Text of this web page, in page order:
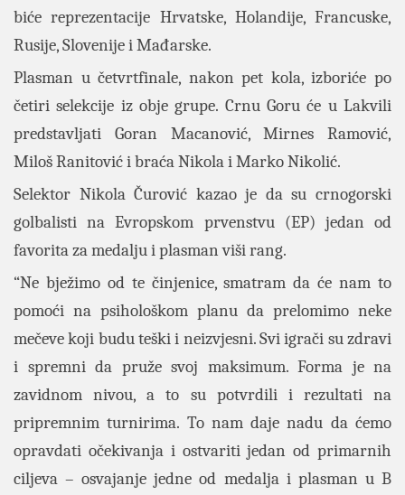
biće reprezentacije Hrvatske, Holandije, Francuske,
Rusije, Slovenije i Mađarske.
Plasman u četvrtfinale, nakon pet kola, izboriće po
četiri selekcije iz obje grupe. Crnu Goru će u Lakvili
predstavljati Goran Macanović, Mirnes Ramović,
Miloš Ranitović i braća Nikola i Marko Nikolić.
Selektor Nikola Čurović kazao je da su crnogorski
golbalisti na Evropskom prvenstvu (EP) jedan od
favorita za medalju i plasman viši rang.
“Ne bježimo od te činjenice, smatram da će nam to
pomoći na psihološkom planu da prelomimo neke
mečeve koji budu teški i neizvjesni. Svi igrači su zdravi
i spremni da pruže svoj maksimum. Forma je na
zavidnom nivou, a to su potvrdili i rezultati na
pripremnim turnirima. To nam daje nadu da ćemo
opravdati očekivanja i ostvariti jedan od primarnih
ciljeva – osvajanje jedne od medalja i plasman u B